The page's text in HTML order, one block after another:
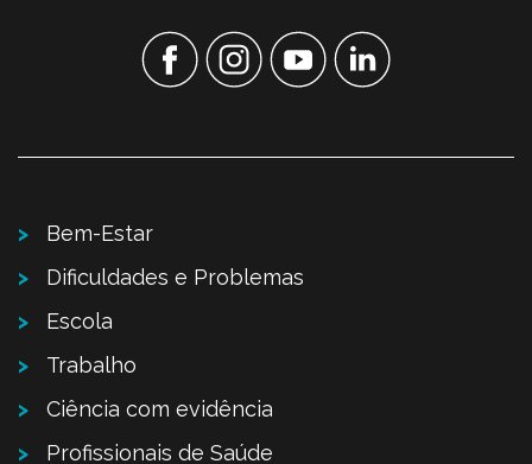
Bem-Estar
Dificuldades e Problemas
Escola
Trabalho
Ciência com evidência
Profissionais de Saúde